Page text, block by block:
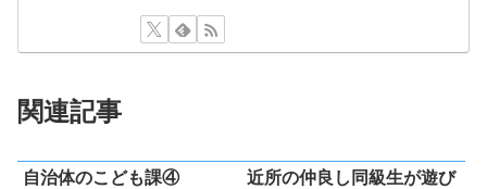
関連記事
自治体のこども課④
近所の仲良し同級生が遊び